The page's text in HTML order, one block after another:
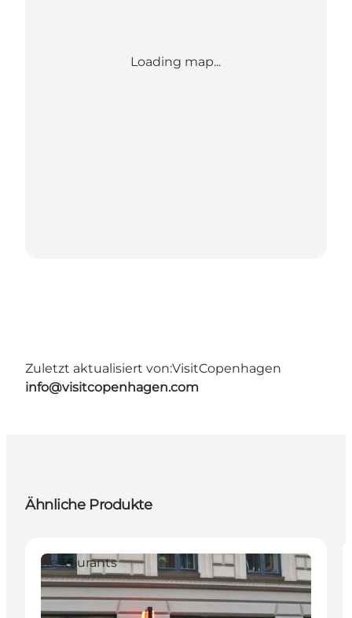
Loading map...
Zuletzt aktualisiert von:VisitCopenhagen
info@visitcopenhagen.com
Ähnliche Produkte
Restaurants